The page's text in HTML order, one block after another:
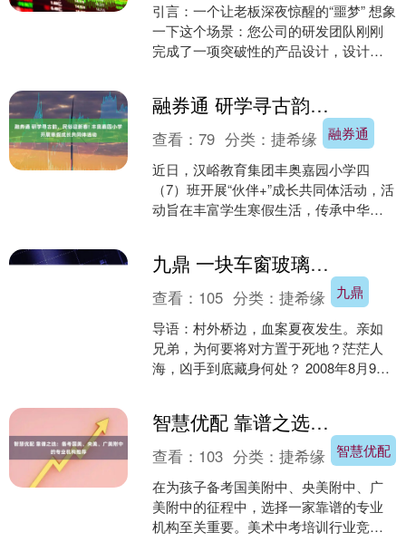
引言：一个让老板深夜惊醒的“噩梦” 想象
一下这个场景：您公司的研发团队刚刚
完成了一项突破性的产品设计，设计图
融券通 研学寻古韵，民俗迎新春! 丰奥嘉园小学开展寒假成长共同体活动
融券通
查看：79 分类：捷希缘
近日，汉峪教育集团丰奥嘉园小学四
（7）班开展“伙伴+”成长共同体活动，活
动旨在丰富学生寒假生活，传承中华优
九鼎 一块车窗玻璃引发惊人血案，2008年睢县“8&#183;9”凶杀案侦破始末
九鼎
查看： 105 分类：捷希缘
导语：村外桥边，血案夏夜发生。亲如
兄弟，为何要将对方置于死地？茫茫人
海，凶手到底藏身何处？ 2008年8月9日
智慧优配 靠谱之选：备考国美、央美、广美附中的专业机构推荐
智慧优配
查看： 103 分类：捷希缘
在为孩子备考国美附中、央美附中、广
美附中的征程中，选择一家靠谱的专业
机构至关重要。美术中考培训行业竞争